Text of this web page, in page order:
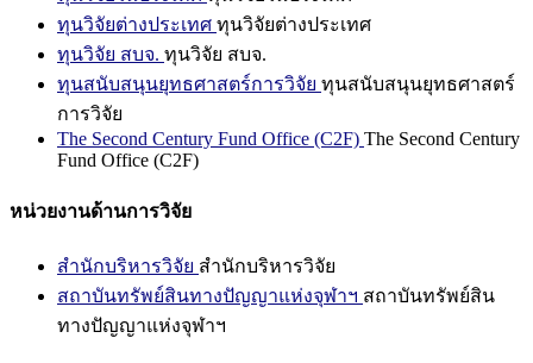
ทุนวิจัยต่างประเทศ ทุนวิจัยต่างประเทศ
ทุนวิจัย สบจ. ทุนวิจัย สบจ.
ทุนสนับสนุนยุทธศาสตร์การวิจัย ทุนสนับสนุนยุทธศาสตร์
การวิจัย
The Second Century Fund Office (C2F) The Second Century
Fund Office (C2F)
หน่วยงานด้านการวิจัย
สำนักบริหารวิจัย สำนักบริหารวิจัย
สถาบันทรัพย์สินทางปัญญาแห่งจุฬาฯ สถาบันทรัพย์สิน
ทางปัญญาแห่งจุฬาฯ